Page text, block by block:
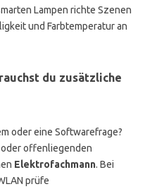
Lampen richte Szenen
und Farbtemperatur an
du zusätzliche
oder eine Softwarefrage?
offenliegenden
Elektrofachmann. Bei
prüfe